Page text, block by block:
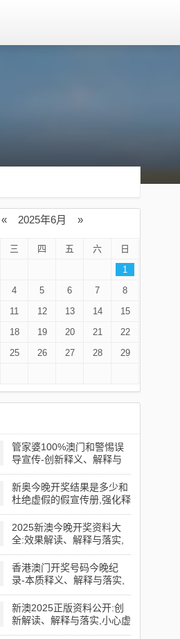
« 2025年6月 »
三 四 五 六
日
1
4 5 6 7
8
11 12 13 14
15
18 19 20 21
22
25 26 27 28
29
管家婆100%澳门和警惕误
导宣传-创新释义、解释与
落实​
新奥今晚开奖结果是多少和
杜绝虚假的假宣传册,强化释
义、解释与落实​
2025新澳今晚开奖资料大
全:效果解读、解释与落实,
谨防虚假的障眼法
香港澳门开奖号码今晚纪
录-本质释义、解释与落实,
谨防欺诈的假承诺境
新澳2025正版资料公开:创
新解读、解释与落实,小心虚
假鼓吹